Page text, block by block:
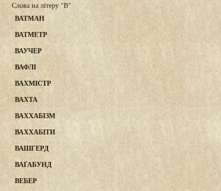
Слова на літеру "В"
ВАТМАН
ВАТМЕТР
ВАУЧЕР
ВАФЛІ
ВАХМІСТР
ВАХТА
ВАХХАБІЗМ
ВАХХАБІТИ
ВАШГЕРД
ВАҐАБУНД
ВЕБЕР